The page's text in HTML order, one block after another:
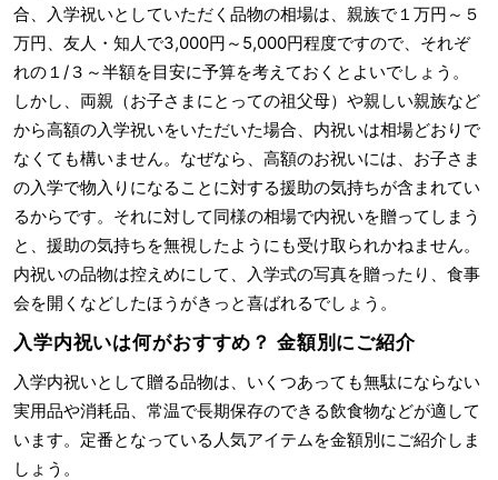
合、入学祝いとしていただく品物の相場は、親族で１万円～５
万円、友人・知人で3,000円～5,000円程度ですので、それぞ
れの１/３～半額を目安に予算を考えておくとよいでしょう。
しかし、両親（お子さまにとっての祖父母）や親しい親族など
から高額の入学祝いをいただいた場合、内祝いは相場どおりで
なくても構いません。なぜなら、高額のお祝いには、お子さま
の入学で物入りになることに対する援助の気持ちが含まれてい
るからです。それに対して同様の相場で内祝いを贈ってしまう
と、援助の気持ちを無視したようにも受け取られかねません。
内祝いの品物は控えめにして、入学式の写真を贈ったり、食事
会を開くなどしたほうがきっと喜ばれるでしょう。
入学内祝いは何がおすすめ？ 金額別にご紹介
入学内祝いとして贈る品物は、いくつあっても無駄にならない
実用品や消耗品、常温で長期保存のできる飲食物などが適して
います。定番となっている人気アイテムを金額別にご紹介しま
しょう。